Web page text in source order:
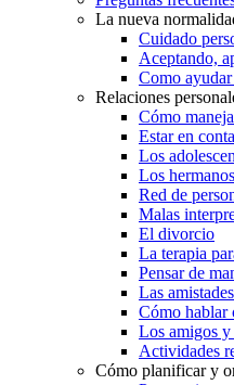
La nueva
Cuidado
Aceptando,
Como
Relaciones
Cómo
Estar en
Los
Los hermanos
Red de
Malas
El divorcio
La terapia
Pensar de
Las
Cómo hablar
Los amigos y
Actividades
Cómo planificar y